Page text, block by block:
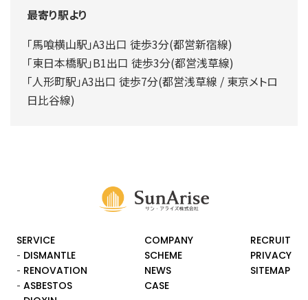
最寄り駅より
｢馬喰横山駅｣A3出口 徒歩3分(都営新宿線)
｢東日本橋駅｣B1出口 徒歩3分(都営浅草線)
｢人形町駅｣A3出口 徒歩7分(都営浅草線 / 東京メトロ
日比谷線)
SERVICE
DISMANTLE
RENOVATION
ASBESTOS
COMPANY
SCHEME
NEWS
CASE
RECRUIT
PRIVACY
SITEMAP